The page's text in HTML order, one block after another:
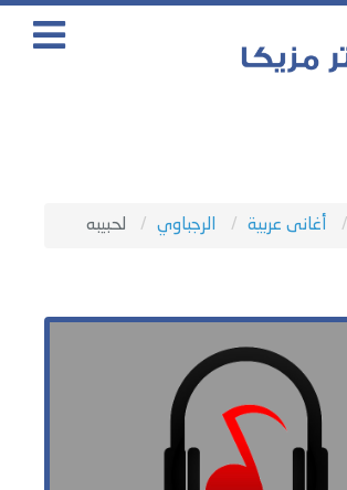
أغانى عربية الرجباوي لحبيبه